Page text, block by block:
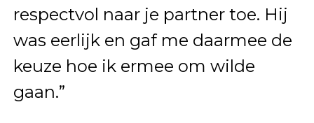
respectvol naar je partner toe. Hij
was eerlijk en gaf me daarmee de
keuze hoe ik ermee om wilde
gaan.”